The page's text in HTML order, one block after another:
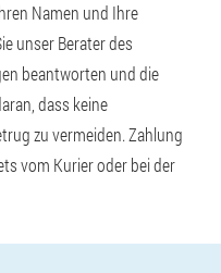
Namen und Ihre
unser Berater des
beantworten und die
dass keine
zu vermeiden. Zahlung
vom Kurier oder bei der